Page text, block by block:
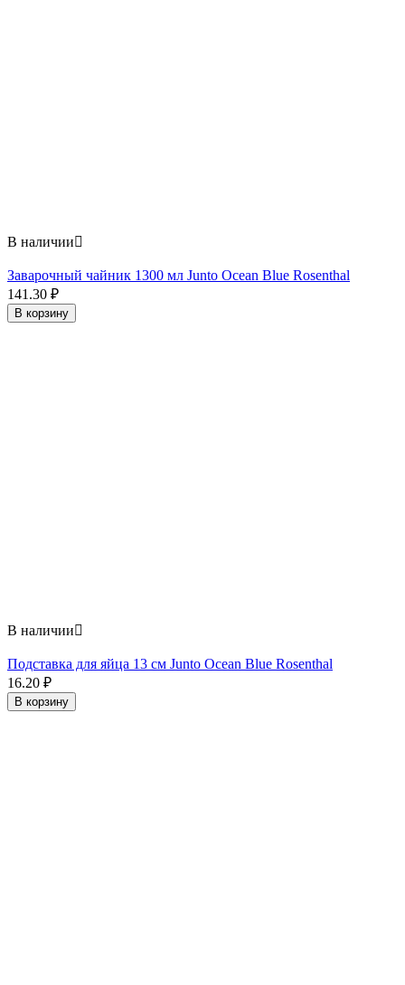
В наличии
Заварочный чайник 1300 мл Junto Ocean Blue Rosenthal
141.30 ₽
В корзину
В наличии
Подставка для яйца 13 см Junto Ocean Blue Rosenthal
16.20 ₽
В корзину